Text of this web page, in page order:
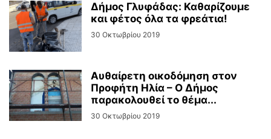
Δήμος Γλυφάδας: Καθαρίζουμε
και φέτος όλα τα φρεάτια!
30 Οκτωβρίου 2019
Αυθαίρετη οικοδόμηση στον
Προφήτη Hλία – Ο Δήμος
παρακολουθεί το θέμα...
30 Οκτωβρίου 2019